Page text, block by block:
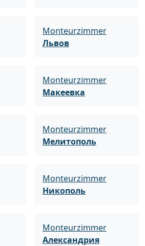
Monteurzimmer
Львов
Monteurzimmer
Макеевка
Monteurzimmer
Мелитополь
Monteurzimmer
Никополь
Monteurzimmer
Александрия